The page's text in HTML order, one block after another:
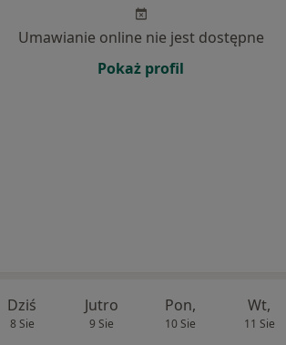
Umawianie online nie jest dostępne
Pokaż profil
Dziś
8 Sie
Jutro
9 Sie
Pon,
10 Sie
Wt,
11 Sie